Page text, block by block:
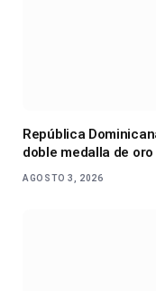
República
doble medalla de oro
AGOSTO 3, 2026